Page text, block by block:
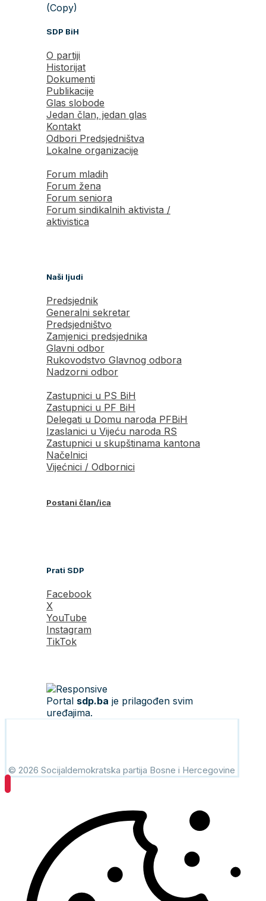
(Copy)
SDP BiH
O partiji
Historijat
Dokumenti
Publikacije
Glas slobode
Jedan član, jedan glas
Kontakt
Odbori Predsjedništva
Lokalne organizacije
Forum mladih
Forum žena
Forum seniora
Forum sindikalnih aktivista /
aktivistica
Naši ljudi
Predsjednik
Generalni sekretar
Predsjedništvo
Zamjenici predsjednika
Glavni odbor
Rukovodstvo Glavnog odbora
Nadzorni odbor
Zastupnici u PS BiH
Zastupnici u PF BiH
Delegati u Domu naroda PFBiH
Izaslanici u Vijeću naroda RS
Zastupnici u skupštinama kantona
Načelnici
Vijećnici / Odbornici
Postani član/ica
Prati SDP
Facebook
X
YouTube
Instagram
TikTok
Portal sdp.ba je prilagođen svim
uređajima.
© 2026 Socijaldemokratska partija Bosne i Hercegovine